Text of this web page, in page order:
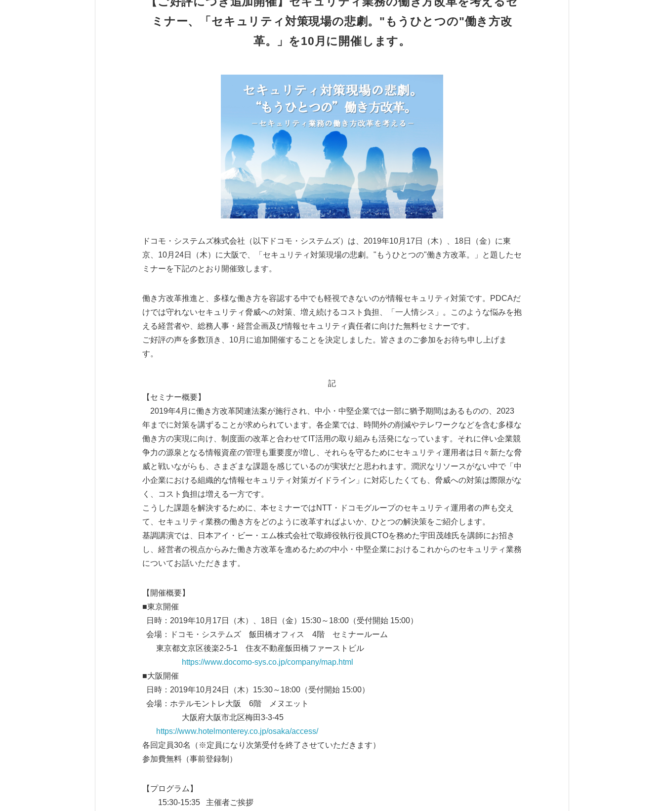
ミナー、「セキュリティ対策現場の悲劇。"もうひとつの"働き方改
革。」を10月に開催します。
ドコモ・システムズ株式会社（以下ドコモ・システムズ）は、2019年10月17日（木）、18日（金）に東
京、10月24日（木）に大阪で、「セキュリティ対策現場の悲劇。"もうひとつの"働き方改革。」と題したセ
ミナーを下記のとおり開催致します。
働き方改革推進と、多様な働き方を容認する中でも軽視できないのが情報セキュリティ対策です。PDCAだ
けでは守れないセキュリティ脅威への対策、増え続けるコスト負担、「一人情シス」。このような悩みを抱
える経営者や、総務人事・経営企画及び情報セキュリティ責任者に向けた無料セミナーです。
ご好評の声を多数頂き、10月に追加開催することを決定しました。皆さまのご参加をお待ち申し上げま
す。
記
【セミナー概要】
2019年4月に働き方改革関連法案が施行され、中小・中堅企業では一部に猶予期間はあるものの、2023
年までに対策を講ずることが求められています。各企業では、時間外の削減やテレワークなどを含む多様な
働き方の実現に向け、制度面の改革と合わせてIT活用の取り組みも活発になっています。それに伴い企業競
争力の源泉となる情報資産の管理も重要度が増し、それらを守るためにセキュリティ運用者は日々新たな脅
威と戦いながらも、さまざまな課題を感じているのが実状だと思われます。潤沢なリソースがない中で「中
小企業における組織的な情報セキュリティ対策ガイドライン」に対応したくても、脅威への対策は際限がな
く、コスト負担は増える一方です。
こうした課題を解決するために、本セミナーではNTT・ドコモグループのセキュリティ運用者の声も交え
て、セキュリティ業務の働き方をどのように改革すればよいか、ひとつの解決策をご紹介します。
基調講演では、日本アイ・ビー・エム株式会社で取締役執行役員CTOを務めた宇田茂雄氏を講師にお招き
し、経営者の視点からみた働き方改革を進めるための中小・中堅企業におけるこれからのセキュリティ業務
についてお話いただきます。
【開催概要】
■東京開催
日時：2019年10月17日（木）、18日（金）15:30～18:00（受付開始 15:00）
会場：ドコモ・システムズ 飯田橋オフィス 4階 セミナールーム
東京都文京区後楽2-5-1 住友不動産飯田橋ファーストビル
https://www.docomo-sys.co.jp/company/map.html
■大阪開催
日時：2019年10月24日（木）15:30～18:00（受付開始 15:00）
会場：ホテルモントレ大阪 6階 メヌエット
大阪府大阪市北区梅田3-3-45
https://www.hotelmonterey.co.jp/osaka/access/
各回定員30名（※定員になり次第受付を終了させていただきます）
参加費無料（事前登録制）
【プログラム】
15:30-15:35 主催者ご挨拶
Japanese
English